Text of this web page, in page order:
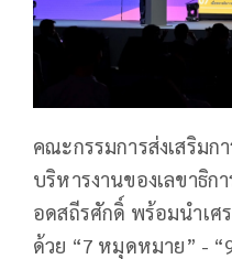
คณะกรรมการส่งเสริมก
บริหารงานของเลขาธิก
อดสถีรศักดิ์ พร้อมนำเศ
ด้วย “7 หมุดหมาย” -